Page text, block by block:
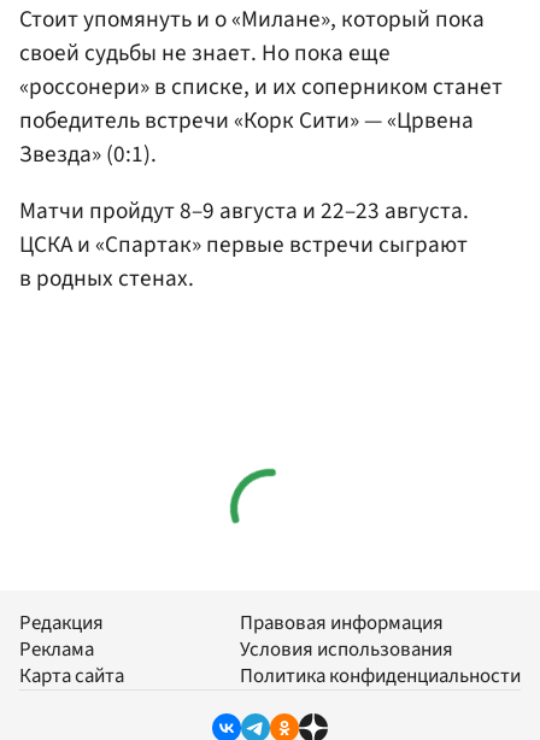
Стоит упомянуть и о «Милане», который пока
своей судьбы не знает. Но пока еще
«россонери» в списке, и их соперником станет
победитель встречи «Корк Сити» — «Црвена
Звезда» (0:1).
Матчи пройдут 8–9 августа и 22–23 августа.
ЦСКА и «Спартак» первые встречи сыграют
в родных стенах.
Редакция
Реклама
Карта сайта
Правовая информация
Условия использования
Политика конфиденциальности